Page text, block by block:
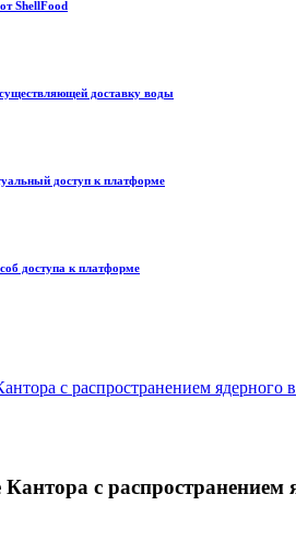
ShellFood
доставку воды
доступ к платформе
доступа к платформе
с распространением ядерного
с распространением